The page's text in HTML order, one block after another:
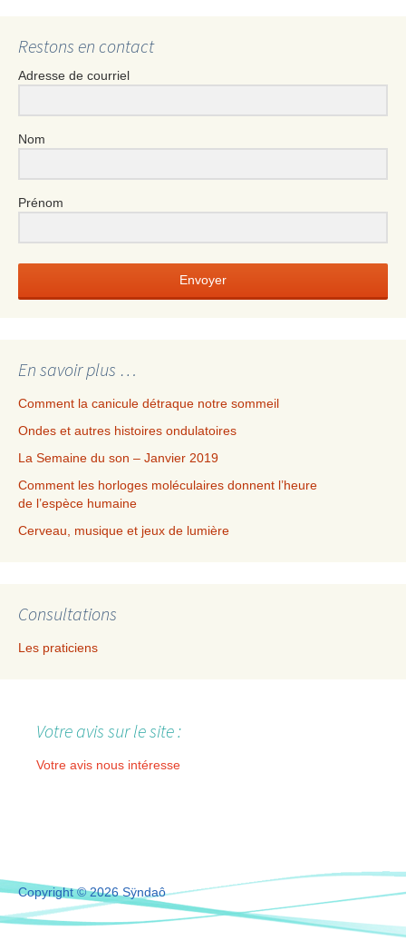
des
Restons en contact
Adresse de courriel
Nom
Prénom
Envoyer
En savoir plus …
Comment la canicule détraque notre sommeil
Ondes et autres histoires ondulatoires
La Semaine du son – Janvier 2019
Comment les horloges moléculaires donnent l’heure
de l’espèce humaine
Cerveau, musique et jeux de lumière
Consultations
Les praticiens
Votre avis sur le site :
Votre avis nous intéresse
Copyright © 2026 Sÿndaô